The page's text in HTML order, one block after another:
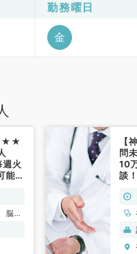
循環器内科、
器内科、内分
勤務曜日
金
★★
火
能
脳神
、一
呼吸
内分
【
問
10
談
科